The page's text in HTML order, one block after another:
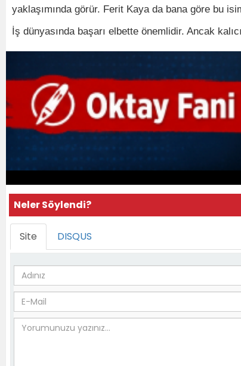
yaklaşımında görür. Ferit Kaya da bana göre bu
İş dünyasında başarı elbette önemlidir. Ancak
Neler Söylendi?
Site DISQUS